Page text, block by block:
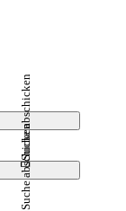
Suche abschicken
Suche abschicken